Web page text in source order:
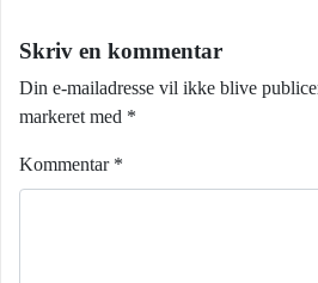
Skriv en kommentar
Din e-mailadresse vil ikke blive
markeret med *
Kommentar *